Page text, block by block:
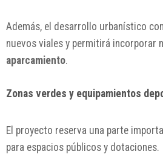
Además, el desarrollo urbanístico
nuevos viales y permitirá incorporar
aparcamiento.
Zonas verdes y equipamientos
El proyecto reserva una parte
para espacios públicos y dotaciones.